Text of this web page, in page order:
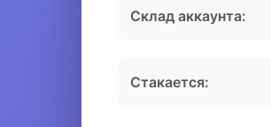
Склад аккаунта:
Стакается: